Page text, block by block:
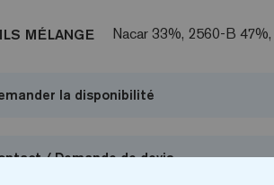
MÉLANGE Nacar 33%, 2560-B
la disponibilité
/ Demande de devis